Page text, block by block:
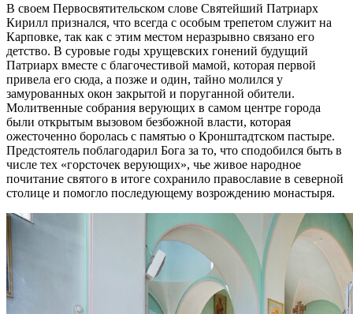
В своем Первосвятительском слове Святейший Патриарх
Кирилл признался, что всегда с особым трепетом служит на
Карповке, так как с этим местом неразрывно связано его
детство. В суровые годы хрущевских гонений будущий
Патриарх вместе с благочестивой мамой, которая первой
привела его сюда, а позже и один, тайно молился у
замурованных окон закрытой и поруганной обители.
Молитвенные собрания верующих в самом центре города
были открытым вызовом безбожной власти, которая
ожесточенно боролась с памятью о Кронштадтском пастыре.
Предстоятель поблагодарил Бога за то, что сподобился быть в
числе тех «горсточек верующих», чье живое народное
почитание святого в итоге сохранило православие в северной
столице и помогло последующему возрождению монастыря.